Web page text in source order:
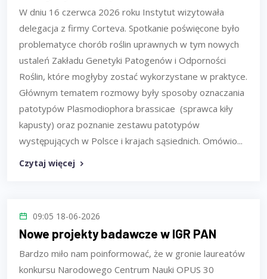
W dniu 16 czerwca 2026 roku Instytut wizytowała
delegacja z firmy Corteva. Spotkanie poświęcone było
problematyce chorób roślin uprawnych w tym nowych
ustaleń Zakładu Genetyki Patogenów i Odporności
Roślin, które mogłyby zostać wykorzystane w praktyce.
Głównym tematem rozmowy były sposoby oznaczania
patotypów Plasmodiophora brassicae (sprawca kiły
kapusty) oraz poznanie zestawu patotypów
występujących w Polsce i krajach sąsiednich. Omówio...
Czytaj więcej
09:05 18-06-2026
Nowe projekty badawcze w IGR PAN
Bardzo miło nam poinformować, że w gronie laureatów
konkursu Narodowego Centrum Nauki OPUS 30